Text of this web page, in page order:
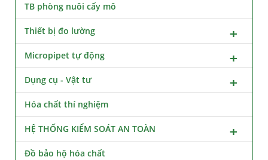
TB phòng nuôi cấy mô
Thiết bị đo lường
Micropipet tự động
Dụng cụ - Vật tư
Hóa chất thí nghiệm
HỆ THỐNG KIỂM SOÁT AN TOÀN
Đồ bảo hộ hóa chất